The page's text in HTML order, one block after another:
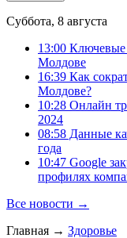
Суббота, 8 августа
13:00 Ключевые
Молдове
16:39 Как
Молдове?
10:28 Онлайн
2024
08:58 Данные
года
10:47 Google
профилях
Все новости →
Главная → Здоровье